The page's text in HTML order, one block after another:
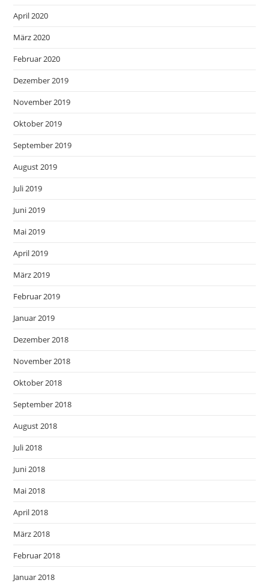
April 2020
März 2020
Februar 2020
Dezember 2019
November 2019
Oktober 2019
September 2019
August 2019
Juli 2019
Juni 2019
Mai 2019
April 2019
März 2019
Februar 2019
Januar 2019
Dezember 2018
November 2018
Oktober 2018
September 2018
August 2018
Juli 2018
Juni 2018
Mai 2018
April 2018
März 2018
Februar 2018
Januar 2018